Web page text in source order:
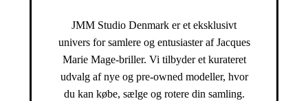
JMM Studio Denmark er et eksklusivt
univers for samlere og entusiaster af Jacques
Marie Mage-briller. Vi tilbyder et kurateret
udvalg af nye og pre-owned modeller, hvor
du kan købe, sælge og rotere din samling.